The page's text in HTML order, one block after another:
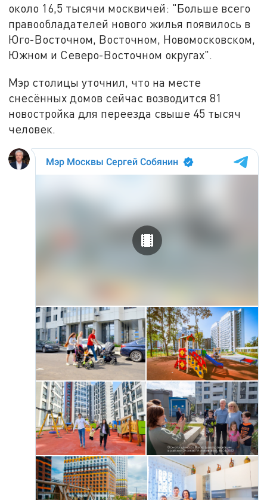
около 16,5 тысячи москвичей: "Больше всего
правообладателей нового жилья появилось в
Юго-Восточном, Восточном, Новомосковском,
Южном и Северо-Восточном округах".
Мэр столицы уточнил, что на месте
снесённых домов сейчас возводится 81
новостройка для переезда свыше 45 тысяч
человек.